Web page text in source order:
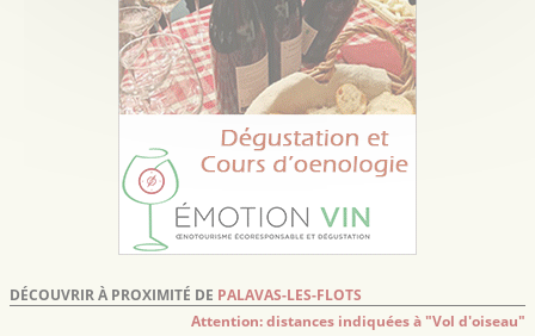
DÉCOUVRIR À PROXIMITÉ DE PALAVAS-LES-FLOTS
Attention: distances indiquées à "Vol d'oiseau"